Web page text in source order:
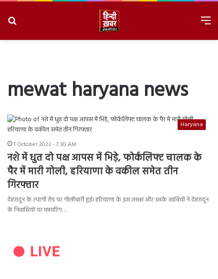
mewat haryana news
Haryana
1 October 2023 - 7:30 AM
नशे में धुत दो पक्ष आपस में भिड़े, फोर्कलिफ्ट चालक के
पैर में मारी गोली, हरियाणा के वकील समेत तीन
गिरफ्तार
देहरादून के त्यागी रोड पर गोलीबारी हुई। हरियाणा के इस शख्स और उसके साथियों ने देहरादून
के निवासियों पर फायरिंग…